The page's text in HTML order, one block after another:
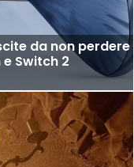
da non perdere
e Switch 2